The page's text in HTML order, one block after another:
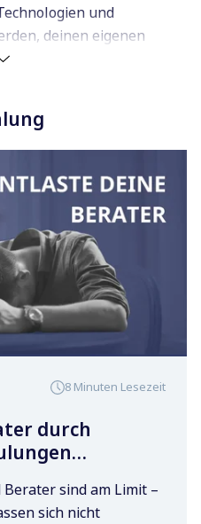
und
deinen eigenen
und langfristig
8 Minuten Lesezeit
durch
sind am Limit –
sich nicht